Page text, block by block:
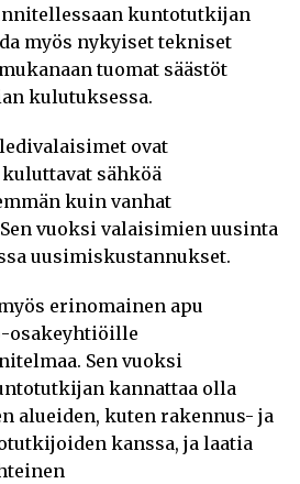
kuntotutkijan
myös nykyiset tekniset
tuomat säästöt
kulutuksessa.
ovat
sähköä
kuin vanhat
vuoksi valaisimien uusinta
uusimiskustannukset.
erinomainen apu
osakeyhtiöille
Sen vuoksi
kannattaa olla
alueiden, kuten rakennus- ja
kanssa, ja laatia